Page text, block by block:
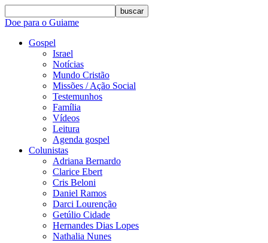
buscar
Doe para o Guiame
Gospel
Israel
Notícias
Mundo Cristão
Missões / Ação Social
Testemunhos
Família
Vídeos
Leitura
Agenda gospel
Colunistas
Adriana Bernardo
Clarice Ebert
Cris Beloni
Daniel Ramos
Darci Lourenção
Getúlio Cidade
Hernandes Dias Lopes
Nathalia Nunes